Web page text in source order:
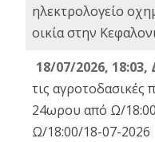
ηλεκτρολογείο
οικία στην
18/07/2026, 18:03,
τις αγροτοδασικές
24ωρου από Ω/
Ω/18:00/18-07-2026